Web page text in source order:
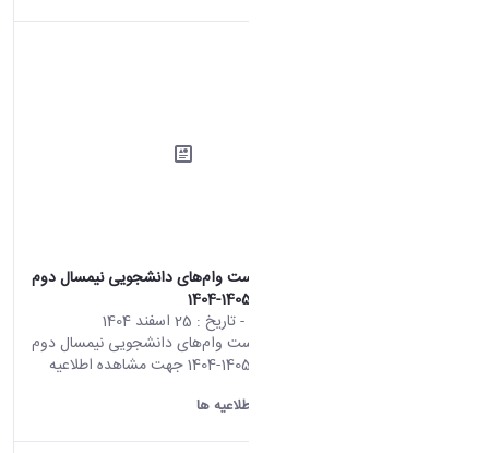
اطلاعیه درخواست وام‌های دانشجویی نیمسال دوم
- تاریخ : 25 اسفند 1404
اطلاعیه درخواست وام‌های دانشجویی نیمسال دوم
سال تحصیلی 1405-1404 جهت مشاهده اطلاعیه
اطلاعیه ها